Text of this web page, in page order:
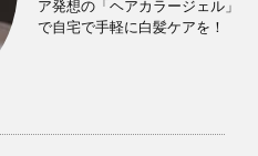
ア発想の「ヘアカラージェル」
で自宅で手軽に白髪ケアを！